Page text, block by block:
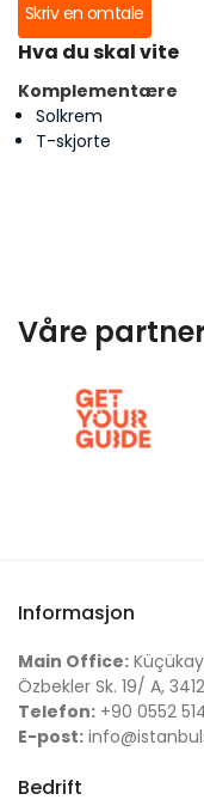
Skriv en omtale
Hva du skal vite
Komplementære
Solkrem
T-skjorte
Våre
Informasjon
Main Office:
Özbekler Sk. 19/ A,
Telefon: +90 0552
E-post:
Bedrift